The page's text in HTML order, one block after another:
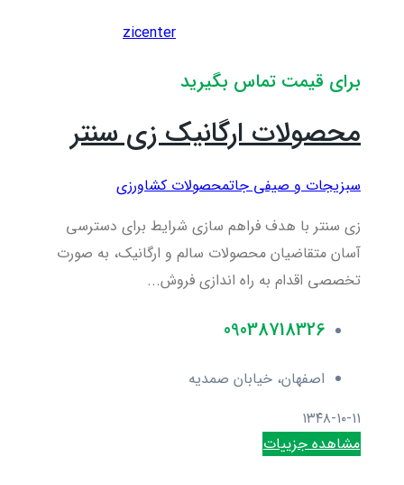
zicenter
برای قیمت تماس بگیرید
محصولات ارگانیک زی سنتر
سبزیجات و صیفی جاتمحصولات کشاورزی
زی سنتر با هدف فراهم سازی شرایط برای دسترسی
آسان متقاضیان محصولات سالم و ارگانیک، به صورت
تخصصی اقدام به راه اندازی فروش...
09038718326
اصفهان، خیابان صمدیه
۱۳۴۸-۱۰-۱۱
مشاهده جزییات